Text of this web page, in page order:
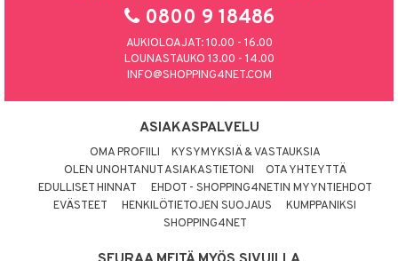
0800 9 18486
AUKIOLOAJAT: 10.00 - 16.00
LOUNASTAUKO 13.00 - 14.00
INFO@SHOPPING4NET.COM
ASIAKASPALVELU
OMA PROFIILI
KYSYMYKSIÄ & VASTAUKSIA
OLEN UNOHTANUT ASIAKASTIETONI
OTA YHTEYTTÄ
EDULLISET HINNAT
EHDOT - SHOPPING4NETIN MYYNTIEHDOT
EVÄSTEET
HENKILÖTIETOJEN SUOJAUS
KUMPPANIKSI
SHOPPING4NET